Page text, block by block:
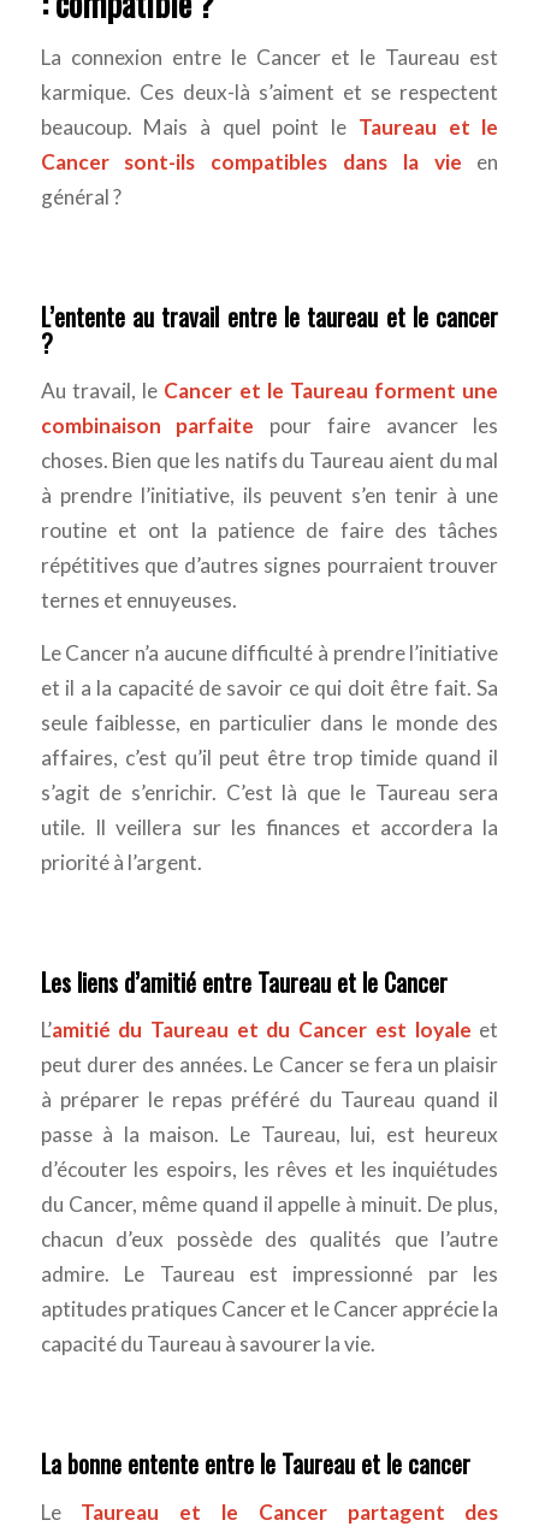
La connexion entre le Cancer et le Taureau est
karmique. Ces deux-là s’aiment et se respectent
beaucoup. Mais à quel point le Taureau et le
Cancer sont-ils compatibles dans la vie en
général ?
L’entente au travail entre le taureau et le cancer
?
Au travail, le Cancer et le Taureau forment une
combinaison parfaite pour faire avancer les
choses. Bien que les natifs du Taureau aient du mal
à prendre l’initiative, ils peuvent s’en tenir à une
routine et ont la patience de faire des tâches
répétitives que d’autres signes pourraient trouver
ternes et ennuyeuses.
Le Cancer n’a aucune difficulté à prendre l’initiative
et il a la capacité de savoir ce qui doit être fait. Sa
seule faiblesse, en particulier dans le monde des
affaires, c’est qu’il peut être trop timide quand il
s’agit de s’enrichir. C’est là que le Taureau sera
utile. Il veillera sur les finances et accordera la
priorité à l’argent.
Les liens d’amitié entre Taureau et le Cancer
L’amitié du Taureau et du Cancer est loyale et
peut durer des années. Le Cancer se fera un plaisir
à préparer le repas préféré du Taureau quand il
passe à la maison. Le Taureau, lui, est heureux
d’écouter les espoirs, les rêves et les inquiétudes
du Cancer, même quand il appelle à minuit. De plus,
chacun d’eux possède des qualités que l’autre
admire. Le Taureau est impressionné par les
aptitudes pratiques Cancer et le Cancer apprécie la
capacité du Taureau à savourer la vie.
La bonne entente entre le Taureau et le cancer
Le Taureau et le Cancer partagent des